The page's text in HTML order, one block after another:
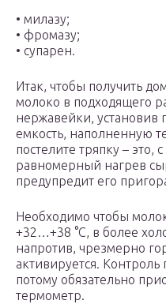
• милазу;
• фромазу;
• супарен.
Итак, чтобы получить
молоко в подходящего
нержавейки, установив
емкость, наполненную
постелите тряпку – это,
равномерный нагрев
предупредит его
Необходимо чтобы
+32…+38 °С, в более
напротив, чрезмерно
активируется. Контроль
потому обязательно
термометр.